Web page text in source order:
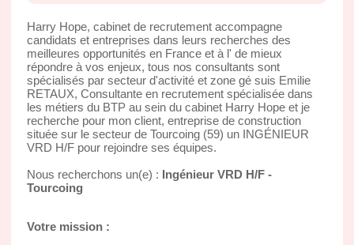
Harry Hope, cabinet de recrutement accompagne
candidats et entreprises dans leurs recherches des
meilleures opportunités en France et à l' de mieux
répondre à vos enjeux, tous nos consultants sont
spécialisés par secteur d'activité et zone gé suis Emilie
RETAUX, Consultante en recrutement spécialisée dans
les métiers du BTP au sein du cabinet Harry Hope et je
recherche pour mon client, entreprise de construction
située sur le secteur de Tourcoing (59) un INGÉNIEUR
VRD H/F pour rejoindre ses équipes.
Nous recherchons un(e) : Ingénieur VRD H/F -
Tourcoing
Votre mission :